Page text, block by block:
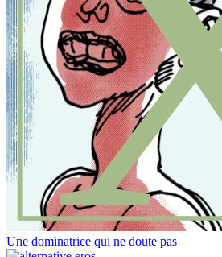
Une dominatrice qui ne doute pas